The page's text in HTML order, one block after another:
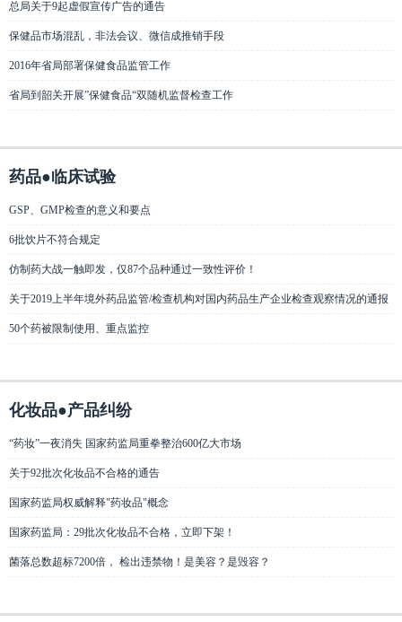
总局关于9起虚假宣传广告的通告
保健品市场混乱，非法会议、微信成推销手段
2016年省局部署保健食品监管工作
省局到韶关开展”保健食品“双随机监督检查工作
药品●临床试验
GSP、GMP检查的意义和要点
6批饮片不符合规定
仿制药大战一触即发，仅87个品种通过一致性评价！
关于2019上半年境外药品监管/检查机构对国内药品生产企业检查观察情况的通报
50个药被限制使用、重点监控
化妆品●产品纠纷
“药妆”一夜消失 国家药监局重拳整治600亿大市场
关于92批次化妆品不合格的通告
国家药监局权威解释"药妆品"概念
国家药监局：29批次化妆品不合格，立即下架！
菌落总数超标7200倍， 检出违禁物！是美容？是毁容？